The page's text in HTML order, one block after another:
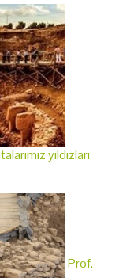
yıldızları
Prof.